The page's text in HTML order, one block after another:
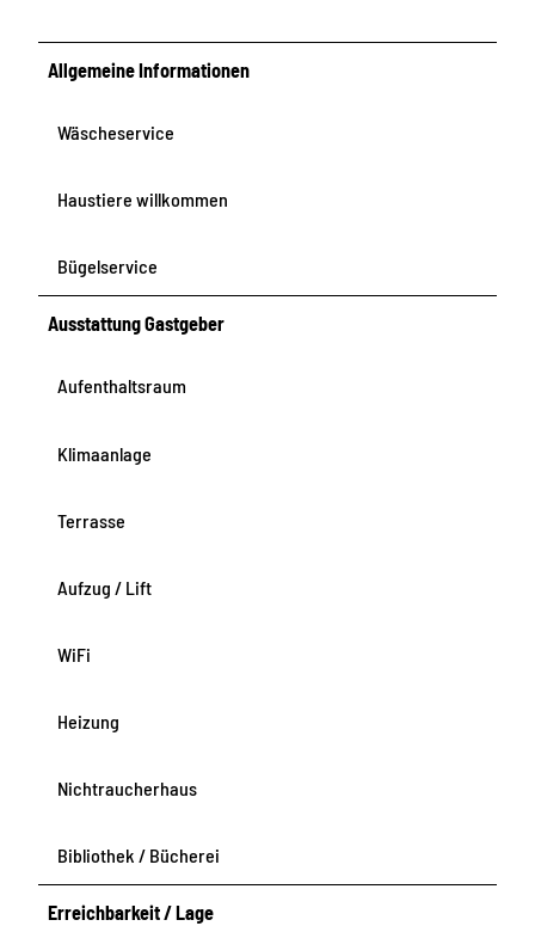
Allgemeine Informationen
Wäscheservice
Haustiere willkommen
Bügelservice
Ausstattung Gastgeber
Aufenthaltsraum
Klimaanlage
Terrasse
Aufzug / Lift
WiFi
Heizung
Nichtraucherhaus
Bibliothek / Bücherei
Erreichbarkeit / Lage